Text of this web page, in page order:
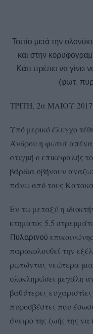
Τοπίο μετά την
και στην
Κάτι πρέπει να γίνει
(φωτ.
ΤΡΙΤΗ, 2α ΜΑΪΟΥ
Υπό μερικό έλεγχο
Άνδρου η φωτιά
στιγμή ο επικεφαλής
βάρδια σβήνουν
πάνω από τους
Εν τω μεταξύ η
κτηματος 5.5
Πυλαρινού
παρακολουθεί την
ρωτώντας νεώτερα
ολοκληρώσει μεγάλη
βαθύτερες
πυροσβέστες που
όνειρο της ζωής της